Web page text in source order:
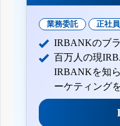
業務委託 正社員
IRBANKのブ
百万人の現
IRBANKを知
ーケティング